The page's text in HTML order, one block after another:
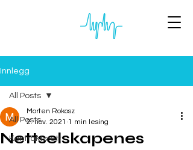
Innlegg
All Posts
Kontraktsrett
All Posts
Nettselskapenes
Morten Rokosz
2. nov. 2021 1 min lesing